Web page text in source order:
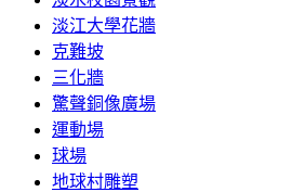
淡江大學花牆
克難坡
三化牆
驚聲銅像廣場
運動場
球場
地球村雕塑